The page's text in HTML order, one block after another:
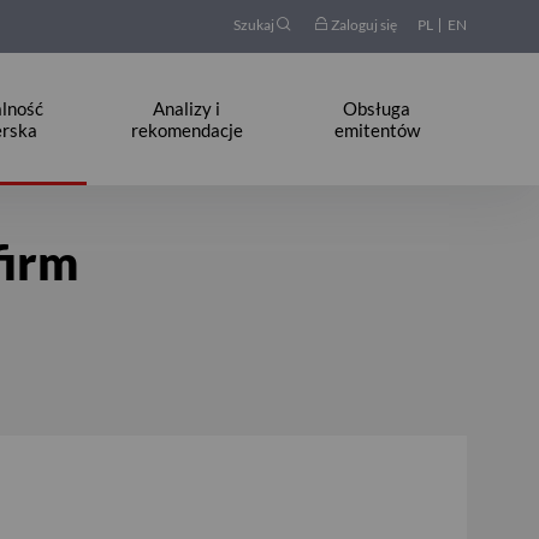
Szukaj Zaloguj się PL EN
Analizy i
rekomendacje
Obsługa
emitentów